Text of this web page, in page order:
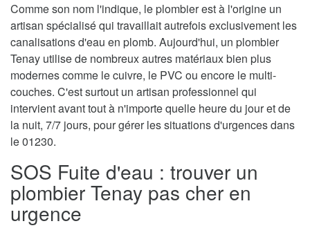
Comme son nom l'indique, le plombier est à l'origine un
artisan spécialisé qui travaillait autrefois exclusivement les
canalisations d'eau en plomb. Aujourd'hui, un plombier
Tenay utilise de nombreux autres matériaux bien plus
modernes comme le cuivre, le PVC ou encore le multi-
couches. C'est surtout un artisan professionnel qui
intervient avant tout à n'importe quelle heure du jour et de
la nuit, 7/7 jours, pour gérer les situations d'urgences dans
le 01230.
SOS Fuite d'eau : trouver un
plombier Tenay pas cher en
urgence